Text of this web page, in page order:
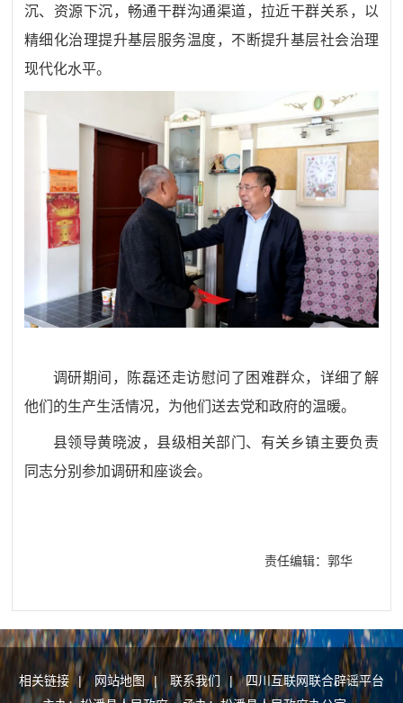
沉、资源下沉，畅通干群沟通渠道，拉近干群关系，以
精细化治理提升基层服务温度，不断提升基层社会治理
现代化水平。
调研期间，陈磊还走访慰问了困难群众，详细了解
他们的生产生活情况，为他们送去党和政府的温暖。
县领导黄晓波，县级相关部门、有关乡镇主要负责
同志分别参加调研和座谈会。
责任编辑：郭华
相关链接 | 网站地图 | 联系我们 |
四川互联网联合辟谣平台